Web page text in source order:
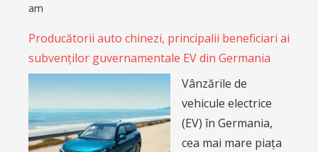
am
Producătorii auto chinezi, principalii beneficiari ai
subvenților guvernamentale EV din Germania
Vânzările de
vehicule electrice
(EV) în Germania,
cea mai mare piața